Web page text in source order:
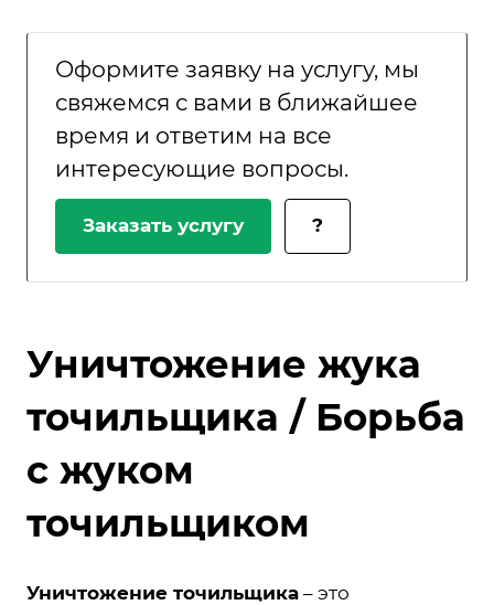
Оформите заявку на услугу, мы
свяжемся с вами в ближайшее
время и ответим на все
интересующие вопросы.
Заказать услугу ?
Уничтожение жука
точильщика / Борьба
с жуком
точильщиком
Уничтожение точильщика – это